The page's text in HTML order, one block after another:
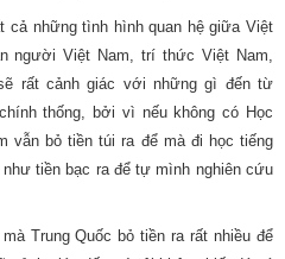
cả những tình hình quan hệ giữa Việt
người Việt Nam, trí thức Việt Nam,
rất cảnh giác với những gì đến từ
thống, bởi vì nếu không có Học
vẫn bỏ tiền túi ra để mà đi học tiếng
tiền bạc ra để tự mình nghiên cứu
Trung Quốc bỏ tiền ra rất nhiều để